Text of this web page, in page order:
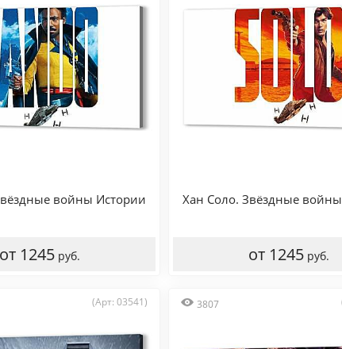
войны Истории
от 1245 руб.
Хан Соло. Звёздные
от 1245 руб.
(Арт: 03541) 3807